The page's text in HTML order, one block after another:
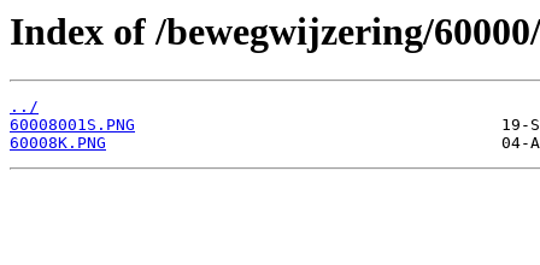
Index of /bewegwijzering/
../
60008001S.PNG
60008K.PNG